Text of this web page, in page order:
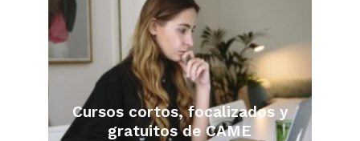
Cursos cortos, focalizados y
gratuitos de CAME